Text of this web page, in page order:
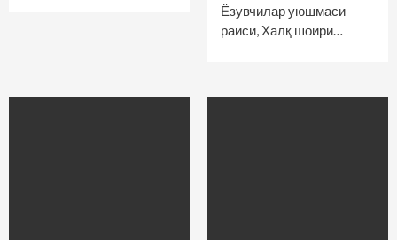
Ёзувчилар уюшмаси
раиси, Халқ шоири…